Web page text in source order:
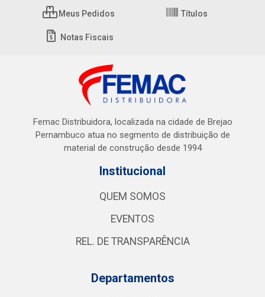
Meus Pedidos Títulos
Notas Fiscais
Femac Distribuidora, localizada na cidade de Brejao
Pernambuco atua no segmento de distribuição de
material de construção desde 1994
Institucional
QUEM SOMOS
EVENTOS
REL. DE TRANSPARÊNCIA
Departamentos